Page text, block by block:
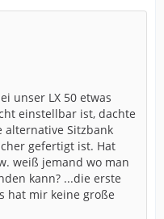
unser LX 50 etwas
einstellbar ist, dachte
alternative Sitzbank
gefertigt ist. Hat
weiß jemand wo man
kann? ...die erste
hat mir keine große